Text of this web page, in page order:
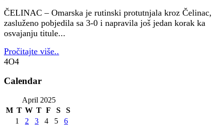
ČELINAC – Omarska je rutinski protutnjala kroz Čelinac,
zasluženo pobjedila sa 3-0 i napravila još jedan korak ka
osvajanju titule...
Pročitajte više..
4O4
Calendar
April 2025
M T W T F S S
1 2 3 4 5
6